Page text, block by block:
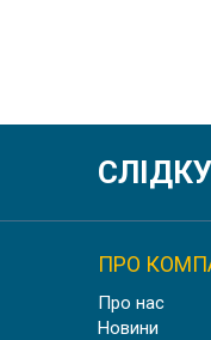
ПРО
Про нас
Новини